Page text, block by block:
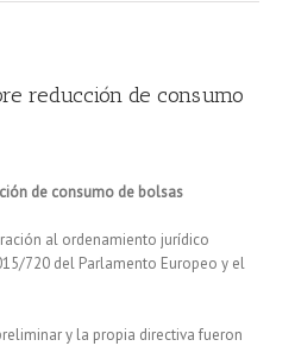
reducción de consumo
de consumo de bolsas
al ordenamiento jurídico
720 del Parlamento Europeo y el
y la propia directiva fueron